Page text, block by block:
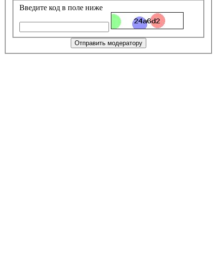
Введите код в поле ниже
Отправить модератору